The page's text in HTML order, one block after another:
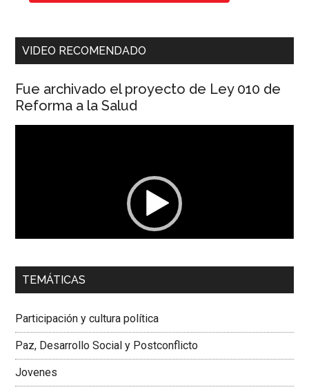
VIDEO RECOMENDADO
Fue archivado el proyecto de Ley 010 de
Reforma a la Salud
00:00 01:04
Dra. Carolina Corcho Mejía,Presidenta Corporación
Colombiana
TEMÁTICAS
Participación y cultura política
Paz, Desarrollo Social y Postconflicto
Jovenes